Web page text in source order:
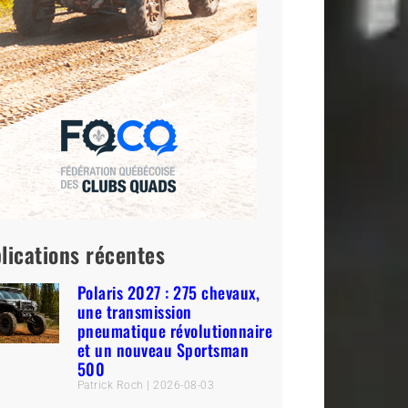
récentes
Polaris 2027 : 275 chevaux,
une transmission
pneumatique révolutionnaire
et un nouveau Sportsman
500
Patrick Roch 2026-08-03